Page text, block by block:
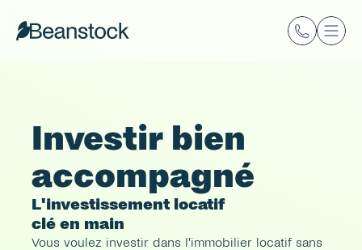
Investir bien
accompagné
L'investissement locatif
clé en main
Vous voulez investir dans l'immobilier locatif sans